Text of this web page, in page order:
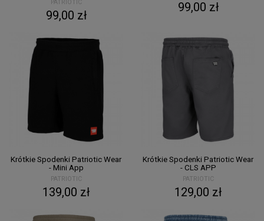
PATRIOTIC
99,00 zł
99,00 zł
Krótkie Spodenki Patriotic Wear
- Mini App
PATRIOTIC
139,00 zł
Krótkie Spodenki Patriotic Wear
- CLS APP
PATRIOTIC
129,00 zł